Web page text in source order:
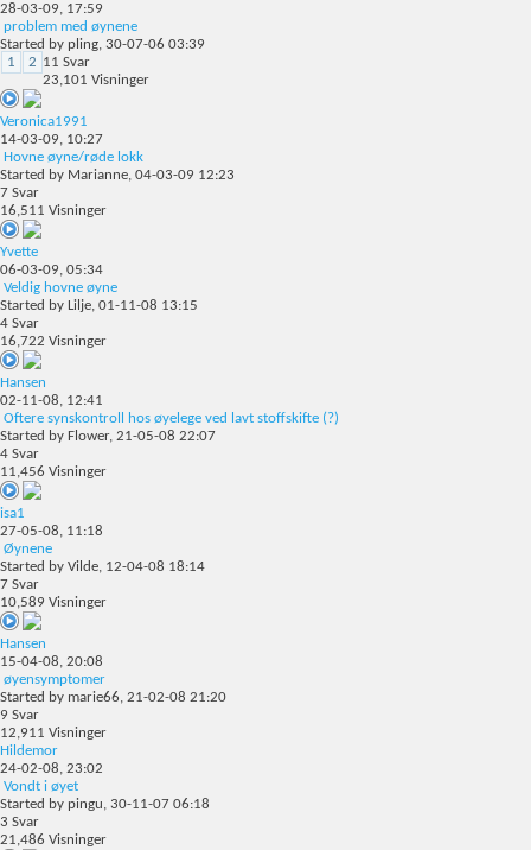
28-03-09, 17:59
problem med øynene
Started by pling, 30-07-06 03:39
1
2 11 Svar
23,101 Visninger
Veronica1991
14-03-09, 10:27
Hovne øyne/røde lokk
Started by Marianne, 04-03-09 12:23
7 Svar
16,511 Visninger
Yvette
06-03-09, 05:34
Veldig hovne øyne
Started by Lilje, 01-11-08 13:15
4 Svar
16,722 Visninger
Hansen
02-11-08, 12:41
Oftere synskontroll hos øyelege ved lavt stoffskifte (?)
Started by Flower, 21-05-08 22:07
4 Svar
11,456 Visninger
isa1
27-05-08, 11:18
Øynene
Started by Vilde, 12-04-08 18:14
7 Svar
10,589 Visninger
Hansen
15-04-08, 20:08
øyensymptomer
Started by marie66, 21-02-08 21:20
9 Svar
12,911 Visninger
Hildemor
24-02-08, 23:02
Vondt i øyet
Started by pingu, 30-11-07 06:18
3 Svar
21,486 Visninger